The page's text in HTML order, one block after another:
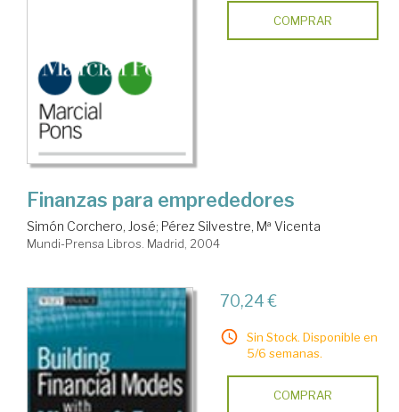
COMPRAR
Finanzas para emprededores
Simón Corchero, José; Pérez Silvestre, Mª Vicenta
Mundi-Prensa Libros. Madrid, 2004
70,24 €
Sin Stock. Disponible en
5/6 semanas.
COMPRAR